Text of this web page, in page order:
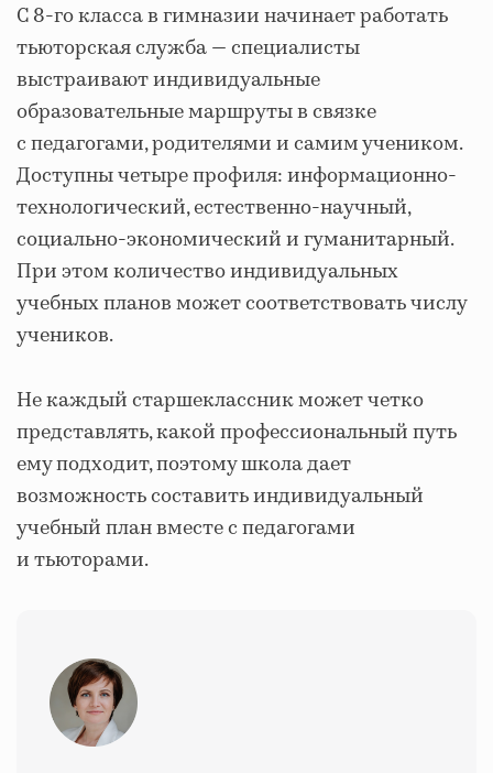
С 8-го класса в гимназии начинает работать
тьюторская служба — специалисты
выстраивают индивидуальные
образовательные маршруты в связке
с педагогами, родителями и самим учеником.
Доступны четыре профиля: информационно-
технологический, естественно-научный,
социально-экономический и гуманитарный.
При этом количество индивидуальных
учебных планов может соответствовать числу
учеников.
Не каждый старшеклассник может четко
представлять, какой профессиональный путь
ему подходит, поэтому школа дает
возможность составить индивидуальный
учебный план вместе с педагогами
и тьюторами.